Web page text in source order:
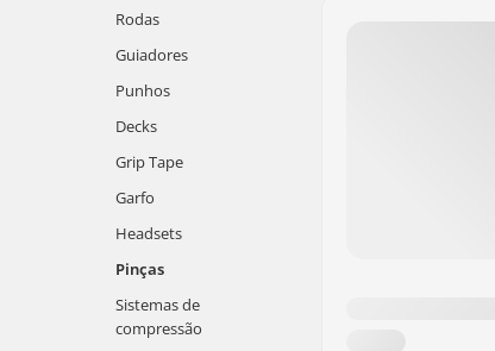
Rodas
Guiadores
Punhos
Decks
Grip Tape
Garfo
Headsets
Pinças
Sistemas de
compressão